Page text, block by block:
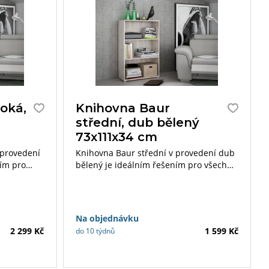
pro
2 299 Kč
Knihovna Baur
střední, dub bělený
73x111x34 cm
Knihovna Baur střední v provedení dub
bělený je ideálním řešením pro všechny,
rozměrům 73×111×34 cm se hodí i do
menších místností, kde efektivně využije
dostupný prostor.
Na objednávku
do 10 týdnů 1 599 Kč